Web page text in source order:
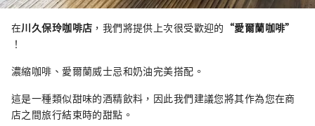
在川久保玲咖啡店 ，我們將提供上次很受歡迎的 “愛爾蘭咖啡”
！
濃縮咖啡、愛爾蘭威士忌和奶油完美搭配。
這是一種類似甜味的酒精飲料，因此我們建議您將其作為您在商
店之間旅行結束時的甜點。